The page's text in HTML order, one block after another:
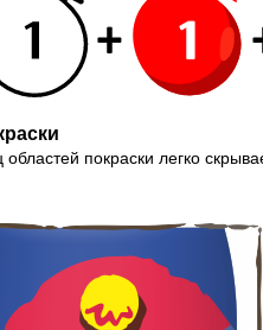
покраски легко